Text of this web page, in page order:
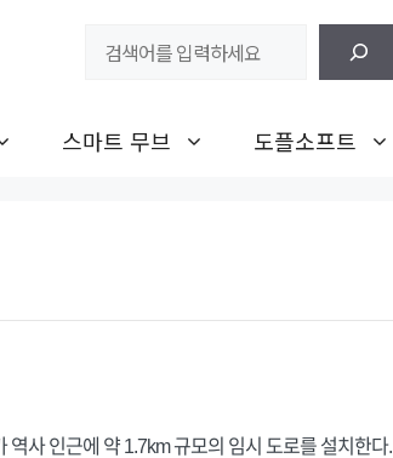
스마트 무브 도플소프트
역사 인근에 약 1.7km 규모의 임시 도로를 설치한다.